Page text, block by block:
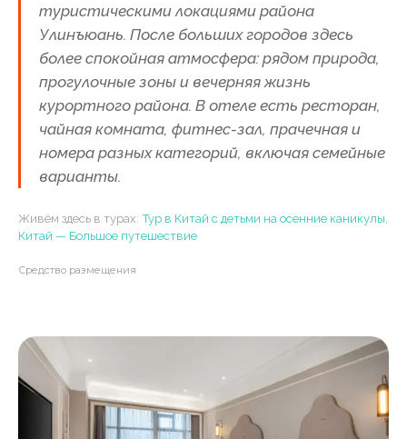
туристическими локациями района
Улинъюань. После больших городов здесь
более спокойная атмосфера: рядом природа,
прогулочные зоны и вечерняя жизнь
курортного района. В отеле есть ресторан,
чайная комната, фитнес-зал, прачечная и
номера разных категорий, включая семейные
варианты.
Живём здесь в турах: Тур в Китай с детьми на осенние каникулы
Китай — Большое путешествие
Средство размещения